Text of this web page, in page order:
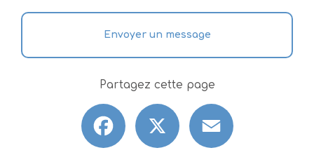
Envoyer un message
Partagez cette page
Facebook